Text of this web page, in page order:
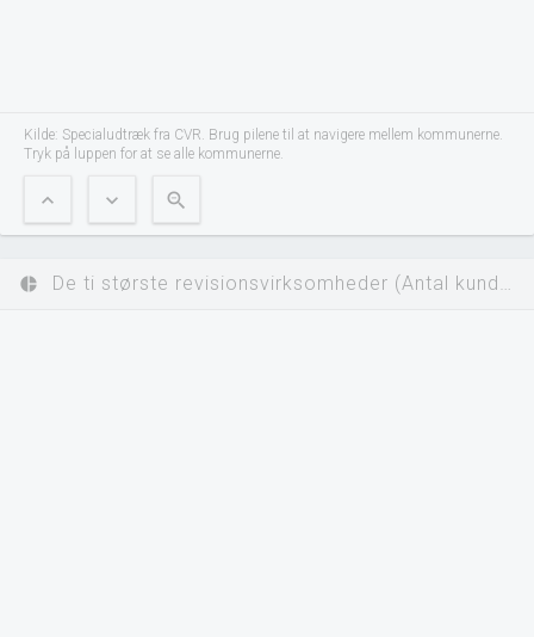
Kilde: Specialudtræk fra CVR. Brug pilene til at navigere mellem kommunerne.
Tryk på luppen for at se alle kommunerne.
expand_less expand_more zoom_out
pie_chart De ti største revisionsvirksomheder (Antal kunder)